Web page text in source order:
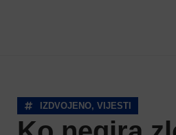
IZDVOJENO, VIJESTI